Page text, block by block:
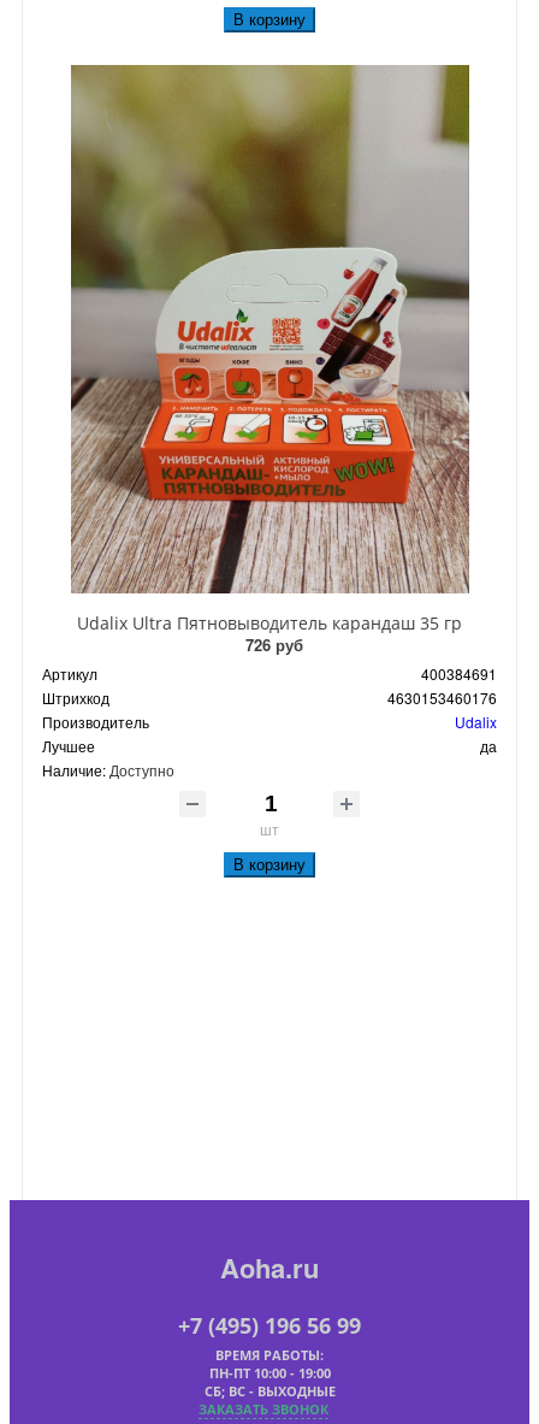
В корзину
Udalix Ultra Пятновыводитель карандаш 35 гр
726 руб
Артикул
400384691
Штрихкод
4630153460176
Производитель
Udalix
Лучшее
да
Наличие: Доступно
шт
В корзину
Aoha.ru
+7 (495) 196 56 99
ВРЕМЯ РАБОТЫ:
ПН-ПТ 10:00 - 19:00
СБ; ВС - ВЫХОДНЫЕ
ЗАКАЗАТЬ ЗВОНОК